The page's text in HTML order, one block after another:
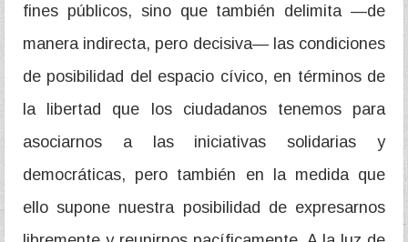
fines públicos, sino que también delimita —de
manera indirecta, pero decisiva— las condiciones
de posibilidad del espacio cívico, en términos de
la libertad que los ciudadanos tenemos para
asociarnos a las iniciativas solidarias y
democráticas, pero también en la medida que
ello supone nuestra posibilidad de expresarnos